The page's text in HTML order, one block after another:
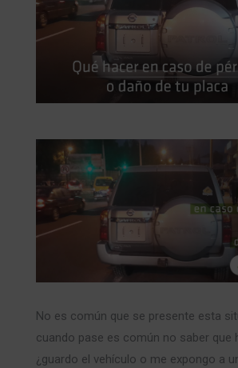
No es común que se presente esta
cuando pase es común no saber que
¿guardo el vehículo o me expongo a